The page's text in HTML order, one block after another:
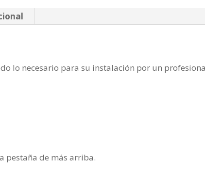
lo necesario para su instalación por un
pestaña de más arriba.